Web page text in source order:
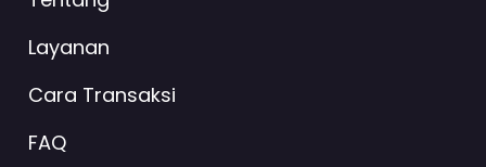
Layanan
Cara Transaksi
FAQ